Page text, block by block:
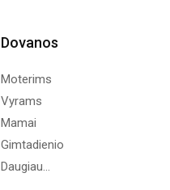
Dovanos
Moterims
Vyrams
Mamai
Gimtadienio
Daugiau...